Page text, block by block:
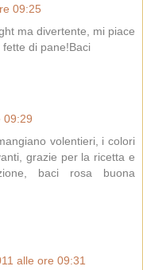
09:25
ma divertente, mi piace
di pane!Baci
09:29
volentieri, i colori
grazie per la ricetta e
baci rosa buona
alle ore 09:31